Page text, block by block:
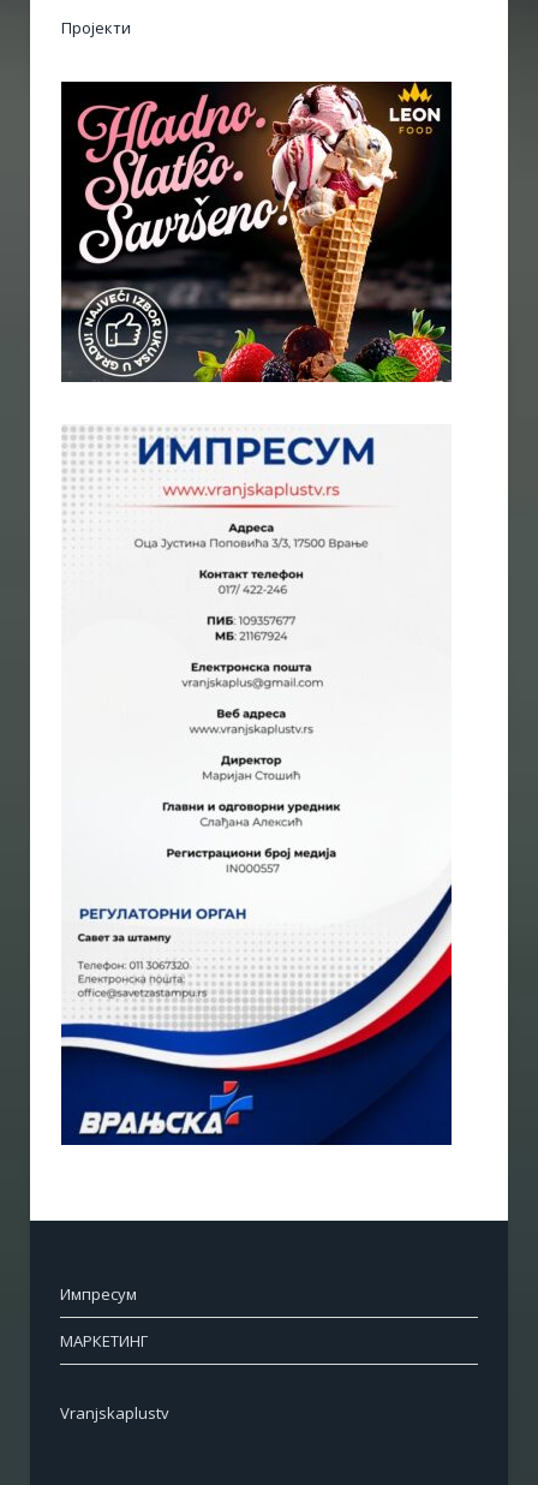
Пројекти
Импресум
МАРКЕТИНГ
Vranjskaplustv